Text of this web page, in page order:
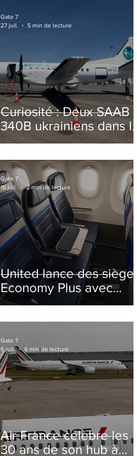
Curiosité : Deux SAAB
340B ukrainiens dans le
ciel Italien cet été
Gate 7
27 juil.
5 min de lecture
United lance des sièges
Economy Plus avec
siège central neutralisé
Gate 7
15 juil.
2 min de lecture
Air France célèbre les
30 ans de son hub à
Gate 7
6 juil.
6 min de lecture